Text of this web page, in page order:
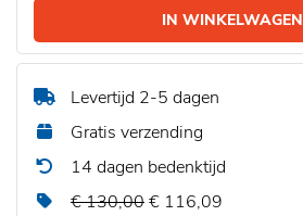
IN WINKELWAGEN
Levertijd 2-5 dagen
Gratis verzending
14 dagen bedenktijd
€ 130,00€ 116,09